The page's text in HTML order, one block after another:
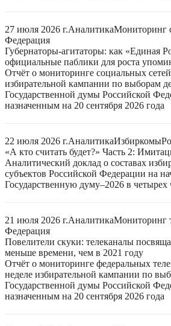
27 июля 2026 г.АналитикаМониторинг
Федерация
Губернаторы-агитаторы: как «Единая
официальные паблики для роста
Отчёт о мониторинге социальных
избирательной кампании по выборам
Государственной думы Российской
назначенным на 20 сентября 2026 года
22 июля 2026 г.АналитикаИзбиркомы
«А кто считать будет?» Часть 2:
Аналитический доклад о составах
субъектов Российской Федерации на
Государственную думу–2026 в четырех
21 июля 2026 г.АналитикаМониторинг
Федерация
Повелители скуки: телеканалы
меньше времени, чем в 2021 году
Отчёт о мониторинге федеральных
неделе избирательной кампании по
Государственной думы Российской
назначенным на 20 сентября 2026 года